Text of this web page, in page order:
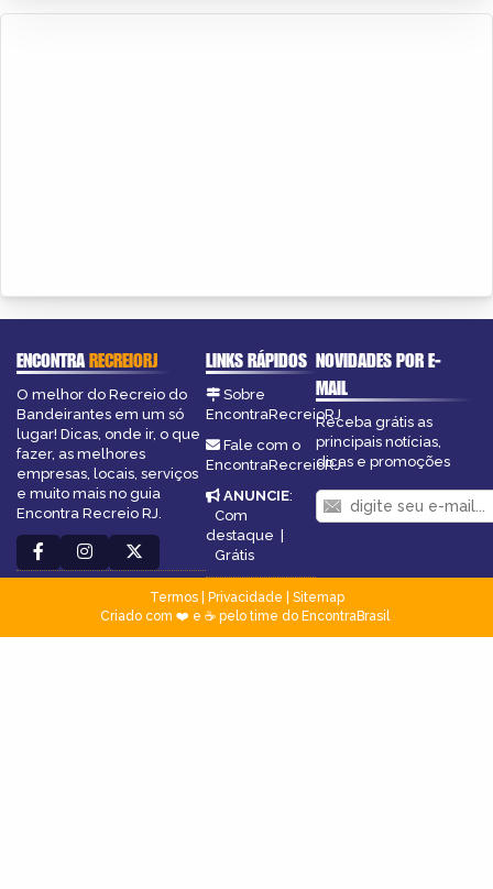
ENCONTRARECREIORJ
O melhor do Recreio do
Bandeirantes em um só
lugar! Dicas, onde ir, o que
fazer, as melhores
empresas, locais, serviços
e muito mais no guia
Encontra Recreio RJ.
LINKS RÁPIDOS
Sobre
EncontraRecreioRJ
Fale com o
EncontraRecreioRJ
ANUNCIE:
Com
destaque |
Grátis
NOVIDADES POR E-
MAIL
Receba grátis as
principais notícias,
dicas e promoções
Termos| Privacidade
Sitemap
Criado com ❤️ e ☕ pelo time do EncontraBrasil